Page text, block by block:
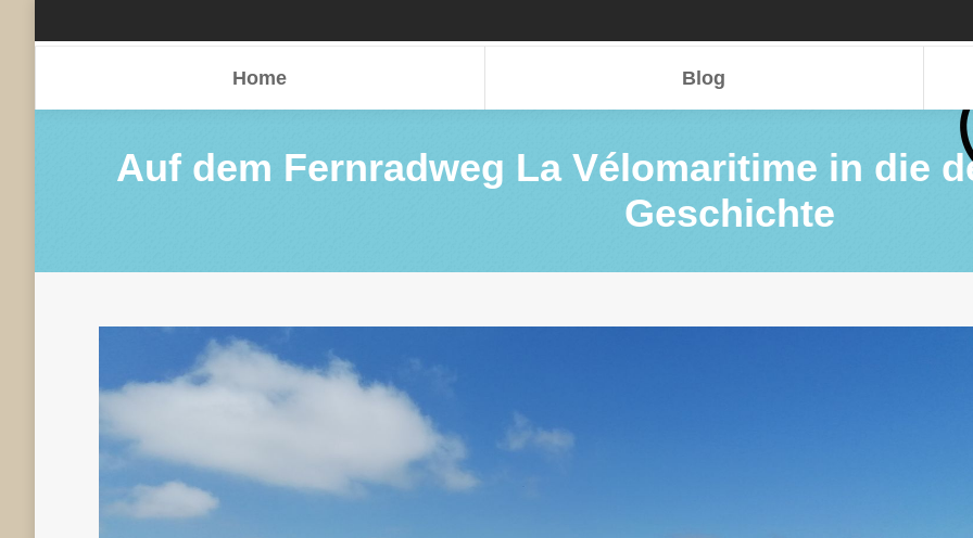
Home Blog
Auf dem Fernradweg La Vélomaritime in die
Geschichte